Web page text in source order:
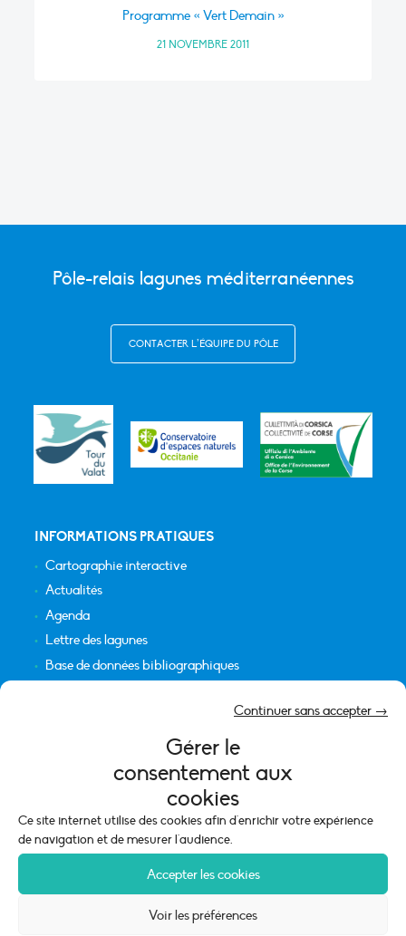
Gérer le
consentement aux
cookies
Ce site internet utilise des cookies afin d'enrichir votre expérience
de navigation et de mesurer l'audience.
Accepter les cookies
Continuer sans accepter →
Voir les préférences
Programme « Vert Demain »
21 NOVEMBRE 2011
Pôle-relais lagunes méditerranéennes
CONTACTER L’ÉQUIPE DU PÔLE
INFORMATIONS PRATIQUES
Cartographie interactive
Actualités
Agenda
Lettre des lagunes
Base de données bibliographiques
Mentions légales
Politique de cookies (UE)